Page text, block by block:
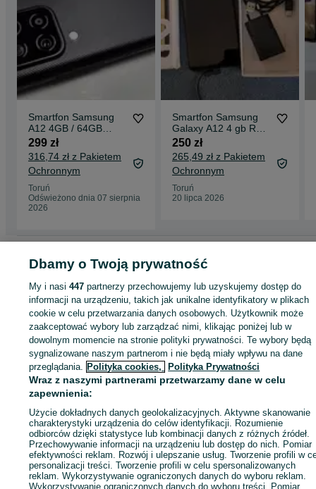
Smartfon Samsung
A12 4GB / 64GB
Gwarancja Torun
Prezent
299 zł
316,74 zł z Pakietem
Ochronnym
Toruń
Odświeżono dnia 07 sierpnia
2026
Smartfon Samsung
Galaxy A12 4 gb RAM
telefon komórkowy
4/64 Black pudełko
250 zł
265,49 zł z Pakietem
Ochronnym
Toruń
20 lipca 2026
Samsung
Samsung - Kujawsko-pomorskie Samsung - Toruń
KATEGORIA
ID:1057456863 Wyświetlenia:
Kup
Dbamy o Twoją prywatność
My i nasi447 partnerzy przechowujemy lub uzyskujemy dostęp do
informacji na urządzeniu, takich jak unikalne identyfikatory w plikach
cookie w celu przetwarzania danych osobowych. Użytkownik może
zaakceptować wybory lub zarządzać nimi, klikając poniżej lub w
dowolnym momencie na stronie polityki prywatności. Te wybory będą
sygnalizowane naszym partnerom i nie będą miały wpływu na dane
przeglądania. Polityka cookies, Polityka Prywatności
Wraz z naszymi partnerami przetwarzamy dane w celu
zapewnienia:
Użycie dokładnych danych geolokalizacyjnych. Aktywne skanowanie
charakterystyki urządzenia do celów identyfikacji. Rozumienie
odbiorców dzięki statystyce lub kombinacji danych z różnych źródeł.
Przechowywanie informacji na urządzeniu lub dostęp do nich. Pomiar
efektywności reklam. Rozwój i ulepszanie usług. Tworzenie profili w
personalizacji treści. Tworzenie profili w celu spersonalizowanych
reklam. Wykorzystywanie ograniczonych danych do wyboru reklam.
Wykorzystywanie ograniczonych danych do wyboru treści. Pomiar